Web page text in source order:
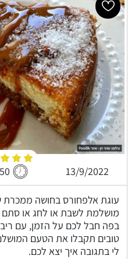
13/9/2022 50 דקות
עוגת אלפחורס בחושה ממכרת
מושלמת לשבת או לחג או סתם
בפה חבל לכם על הזמן, עם
טובים תקבלו את הטעם
לי בתגובה איך יצא לכם.